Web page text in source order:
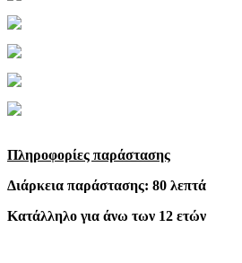
Πληροφορίες παράστασης
Διάρκεια παράστασης: 80 λεπτά
Κατάλληλο για άνω των 12 ετών